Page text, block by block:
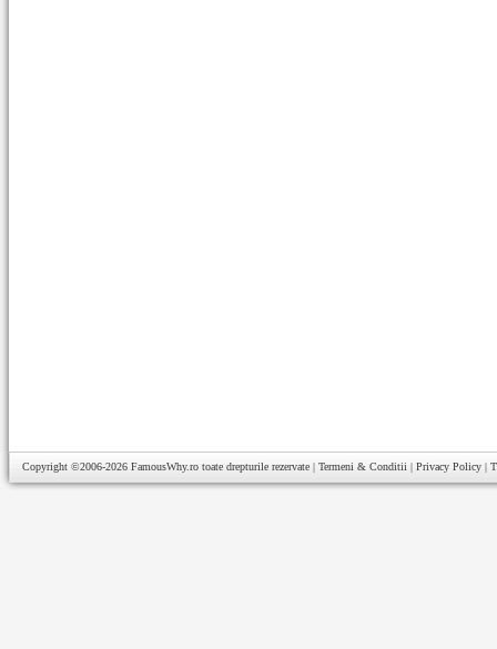
Copyright ©2006-2026 FamousWhy.ro toate drepturile rezervate | Termeni & Conditii | Privacy Policy |